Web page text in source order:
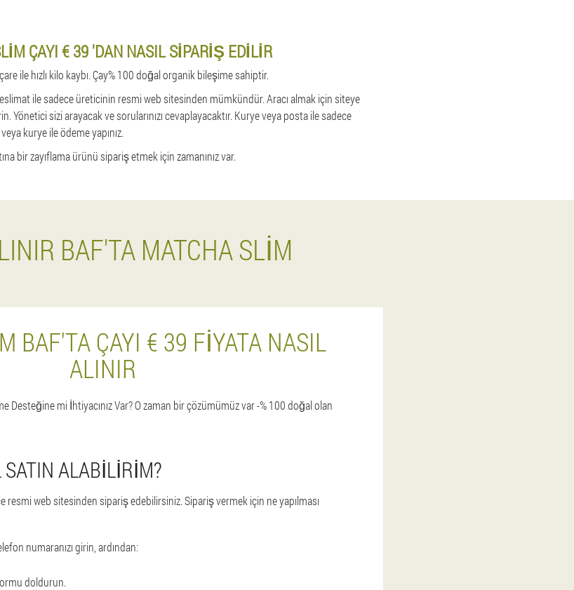
ÇAYI € 39 'DAN NASIL SIPARIŞ EDILIR
ile hızlı kilo kaybı. Çay% 100 doğal organik bileşime sahiptir.
ile sadece üreticinin resmi web sitesinden mümkündür. Aracı almak için siteye
Yönetici sizi arayacak ve sorularınızı cevaplayacaktır. Kurye veya posta ile sadece
kurye ile ödeme yapınız.
bir zayıflama ürünü sipariş etmek için zamanınız var.
BAF'TA MATCHA SLIM
BAF'TA ÇAYI € 39 FIYATA NASIL
ALINIR
Desteğine mi İhtiyacınız Var? O zaman bir çözümümüz var -% 100 doğal olan
ALABILIRIM?
resmi web sitesinden sipariş edebilirsiniz. Sipariş vermek için ne yapılması
numaranızı girin, ardından:
doldurun.